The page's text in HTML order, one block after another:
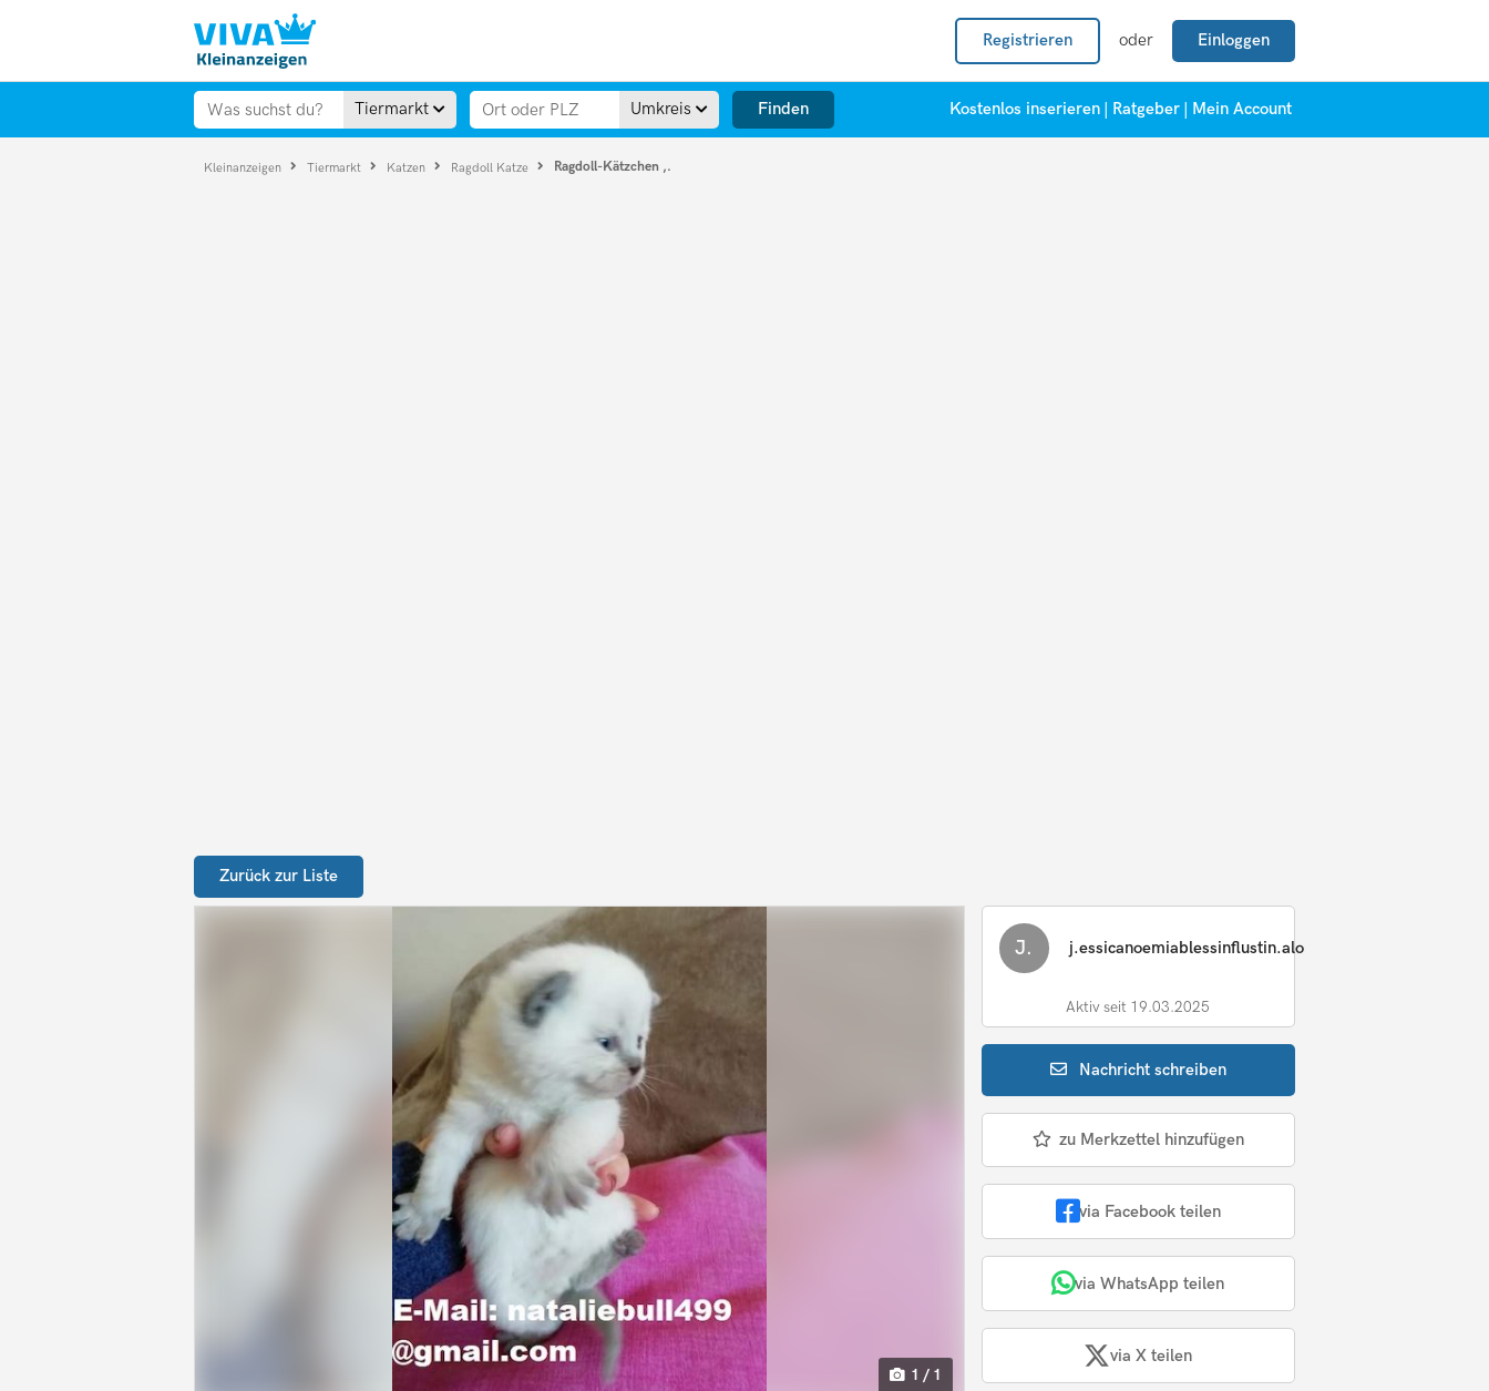
Registrieren oder Einloggen
Tiermarkt Umkreis Finden Kostenlos inserieren Ratgeber Mein Account
Kleinanzeigen Tiermarkt Katzen Ragdoll Katze Ragdoll-Kätzchen ,.
Zurück zur Liste
1 / 1
J. j.essicanoemiablessinflustin.alo
Aktiv seit 19.03.2025
Nachrichtschreiben
zu Merkzettel hinzufügen
via Facebook teilen
via WhatsApp teilen
via X teilen